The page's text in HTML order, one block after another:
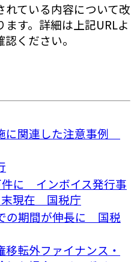
ている内容について改
す。詳細は上記URLよ
ください。
に関連した注意事例
件に インボイス発行事
現在 国税庁
の期間が伸長に 国税
転外ファイナンス・